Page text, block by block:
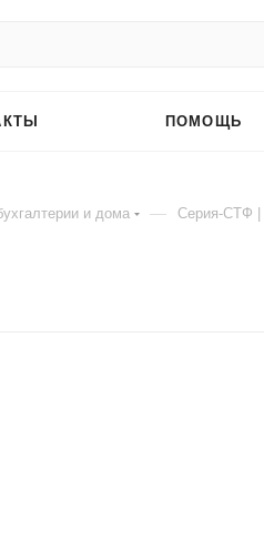
ПОМОЩЬ
и дома — Серия-СТФ |